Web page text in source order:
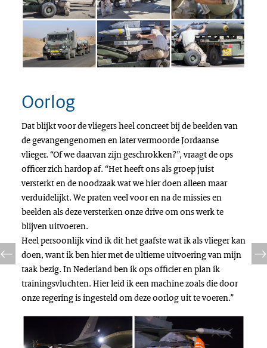
Oorlog
Dat blijkt voor de vliegers heel concreet bij de beelden van
de gevangengenomen en later vermoorde Jordaanse
vlieger. “Of we daarvan zijn geschrokken?”, vraagt de ops
officer zich hardop af. “Het heeft ons als groep juist
versterkt en de noodzaak wat we hier doen alleen maar
verduidelijkt. We praten veel voor en na de missies en
beelden als deze versterken onze drive om ons werk te
blijven uitvoeren.
Heel persoonlijk vind ik dit het gaafste wat ik als vlieger kan
doen, want ik ben hier met de ultieme uitvoering van mijn
taak bezig. In Nederland ben ik ops officier en plan ik
trainingsvluchten. Hier leid ik een machine zoals die door
onze regering is ingesteld om deze oorlog uit te voeren.”